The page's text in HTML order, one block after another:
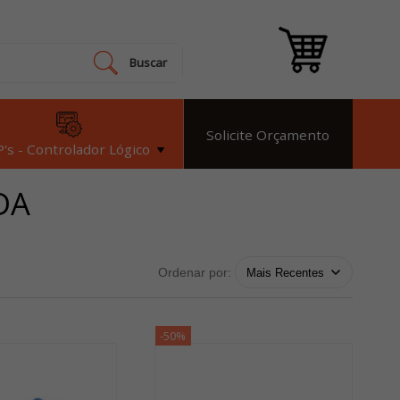
Buscar
- Controlador Lógico
Solicite Orçamento
Ordenar por:
-50%